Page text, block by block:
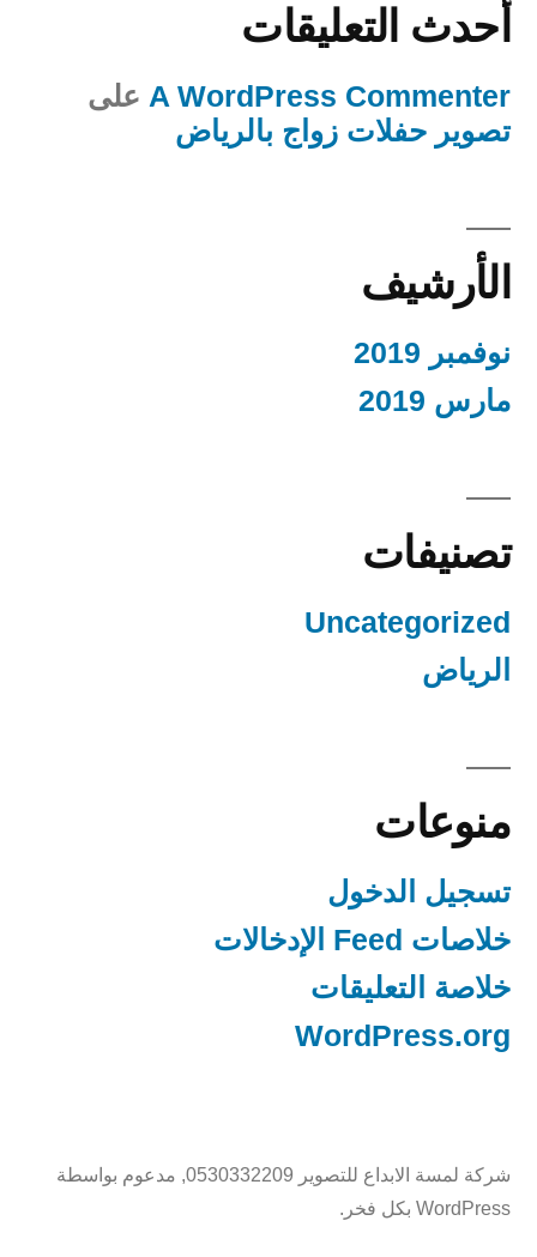
أحدث التعليقات
A WordPress Commenter على
تصوير حفلات زواج بالرياض
الأرشيف
نوفمبر 2019
مارس 2019
تصنيفات
Uncategorized
الرياض
منوعات
تسجيل الدخول
خلاصات Feed الإدخالات
خلاصة التعليقات
WordPress.org
شركة لمسة الابداع للتصوير 0530332209 , مدعوم بواسطة
WordPress بكل فخر.